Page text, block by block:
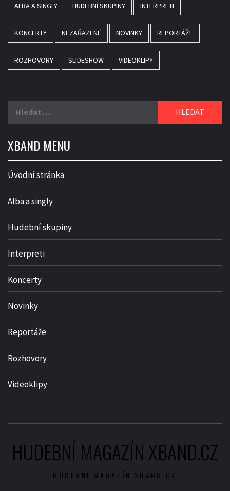
ALBA A SINGLY HUDEBNÍ SKUPINY INTERPRETI
KONCERTY NEZAŘAZENÉ NOVINKY REPORTÁŽE
ROZHOVORY SLIDESHOW VIDEOKLIPY
XBAND MENU
Úvodní stránka
Alba a singly
Hudební skupiny
Interpreti
Koncerty
Novinky
Reportáže
Rozhovory
Videoklipy
HUDEBNÍ MAGAZÍN XBAND.CZ
HUDEBNÍ MAGAZÍN XBAND.CZ